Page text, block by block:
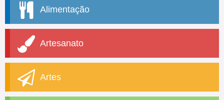
Alimentação
Artesanato
Artes